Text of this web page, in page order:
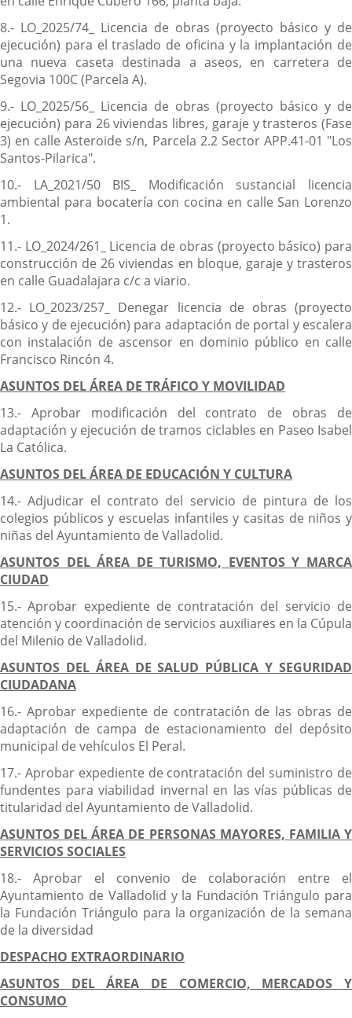
8.- LO_2025/74_ Licencia de obras (proyecto básico y de
ejecución) para el traslado de oficina y la implantación de
una nueva caseta destinada a aseos, en carretera de
Segovia 100C (Parcela A).
9.- LO_2025/56_ Licencia de obras (proyecto básico y de
ejecución) para 26 viviendas libres, garaje y trasteros (Fase
3) en calle Asteroide s/n, Parcela 2.2 Sector APP.41-01 "Los
Santos-Pilarica".
10.- LA_2021/50 BIS_ Modificación sustancial licencia
ambiental para bocatería con cocina en calle San Lorenzo
1.
11.- LO_2024/261_ Licencia de obras (proyecto básico) para
construcción de 26 viviendas en bloque, garaje y trasteros
en calle Guadalajara c/c a viario.
12.- LO_2023/257_ Denegar licencia de obras (proyecto
básico y de ejecución) para adaptación de portal y escalera
con instalación de ascensor en dominio público en calle
Francisco Rincón 4.
ASUNTOS DEL ÁREA DE TRÁFICO Y MOVILIDAD
13.- Aprobar modificación del contrato de obras de
adaptación y ejecución de tramos ciclables en Paseo Isabel
La Católica.
ASUNTOS DEL ÁREA DE EDUCACIÓN Y CULTURA
14.- Adjudicar el contrato del servicio de pintura de los
colegios públicos y escuelas infantiles y casitas de niños y
niñas del Ayuntamiento de Valladolid.
ASUNTOS DEL ÁREA DE TURISMO, EVENTOS Y MARCA
CIUDAD
15.- Aprobar expediente de contratación del servicio de
atención y coordinación de servicios auxiliares en la Cúpula
del Milenio de Valladolid.
ASUNTOS DEL ÁREA DE SALUD PÚBLICA Y SEGURIDAD
CIUDADANA
16.- Aprobar expediente de contratación de las obras de
adaptación de campa de estacionamiento del depósito
municipal de vehículos El Peral.
17.- Aprobar expediente de contratación del suministro de
fundentes para viabilidad invernal en las vías públicas de
titularidad del Ayuntamiento de Valladolid.
ASUNTOS DEL ÁREA DE PERSONAS MAYORES, FAMILIA Y
SERVICIOS SOCIALES
18.- Aprobar el convenio de colaboración entre el
Ayuntamiento de Valladolid y la Fundación Triángulo para
la Fundación Triángulo para la organización de la semana
de la diversidad
DESPACHO EXTRAORDINARIO
ASUNTOS DEL ÁREA DE COMERCIO, MERCADOS Y
CONSUMO